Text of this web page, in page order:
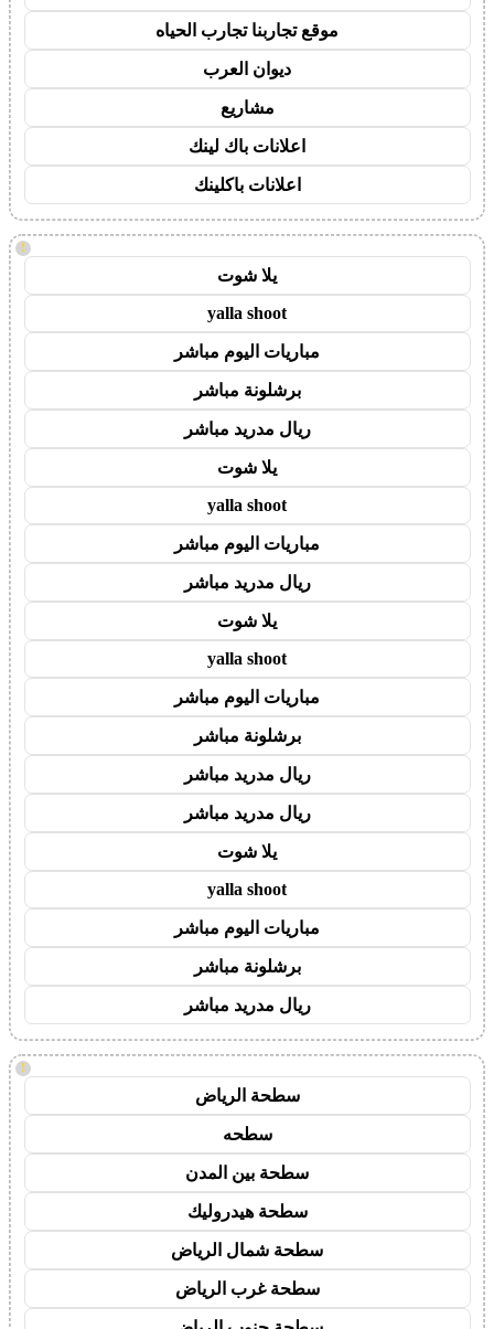
موقع تجاربنا تجارب الحياه
ديوان العرب
مشاريع
اعلانات باك لينك
اعلانات باكلينك
!
يلا شوت
yalla shoot
مباريات اليوم مباشر
برشلونة مباشر
ريال مدريد مباشر
يلا شوت
yalla shoot
مباريات اليوم مباشر
ريال مدريد مباشر
يلا شوت
yalla shoot
مباريات اليوم مباشر
برشلونة مباشر
ريال مدريد مباشر
ريال مدريد مباشر
يلا شوت
yalla shoot
مباريات اليوم مباشر
برشلونة مباشر
ريال مدريد مباشر
!
سطحة الرياض
سطحه
سطحة بين المدن
سطحة هيدروليك
سطحة شمال الرياض
سطحة غرب الرياض